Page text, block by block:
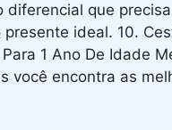
que
ideal. 10.
1 Ano De Idade
você encontra as